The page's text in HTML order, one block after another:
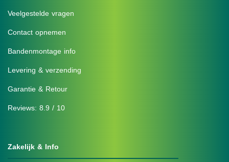
Veelgestelde vragen
Contact opnemen
Bandenmontage info
Levering & verzending
Garantie & Retour
Reviews: 8.9 / 10
Zakelijk & Info